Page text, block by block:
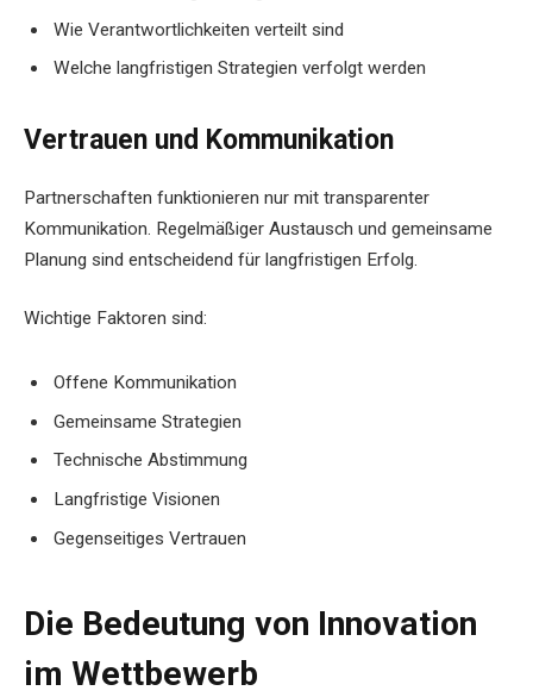
Wie Verantwortlichkeiten verteilt sind
Welche langfristigen Strategien verfolgt werden
Vertrauen und Kommunikation
Partnerschaften funktionieren nur mit transparenter
Kommunikation. Regelmäßiger Austausch und gemeinsame
Planung sind entscheidend für langfristigen Erfolg.
Wichtige Faktoren sind:
Offene Kommunikation
Gemeinsame Strategien
Technische Abstimmung
Langfristige Visionen
Gegenseitiges Vertrauen
Die Bedeutung von Innovation
im Wettbewerb